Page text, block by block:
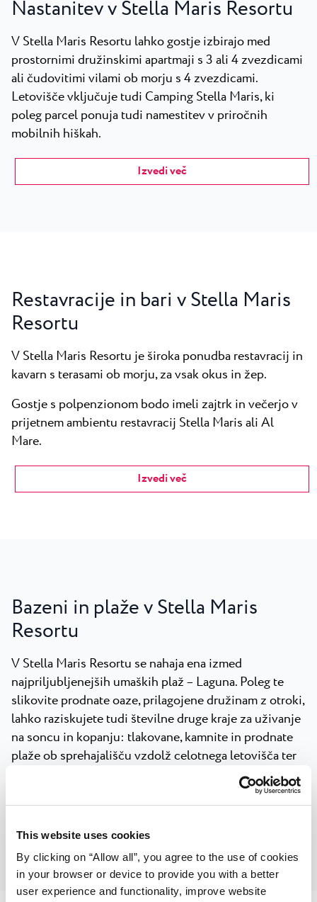
This website uses cookies
By clicking on “Allow all”, you agree to the use of cookies
in your browser or device to provide you with a better
user experience and functionality, improve website
Nastanitev v Stella Maris Resortu
V Stella Maris Resortu lahko gostje izbirajo med
prostornimi družinskimi apartmaji s 3 ali 4 zvezdicami
ali čudovitimi vilami ob morju s 4 zvezdicami.
Letovišče vključuje tudi Camping Stella Maris, ki
poleg parcel ponuja tudi namestitev v priročnih
mobilnih hiškah.
Izvedi več
Restavracije in bari v Stella Maris
Resortu
V Stella Maris Resortu je široka ponudba restavracij in
kavarn s terasami ob morju, za vsak okus in žep.
Gostje s polpenzionom bodo imeli zajtrk in večerjo v
prijetnem ambientu restavracij Stella Maris ali Al
Mare.
Izvedi več
Bazeni in plaže v Stella Maris
Resortu
V Stella Maris Resortu se nahaja ena izmed
najpriljubljenejših umaških plaž – Laguna. Poleg te
slikovite prodnate oaze, prilagojene družinam z otroki,
lahko raziskujete tudi številne druge kraje za uživanje
na soncu in kopanju: tlakovane, kamnite in prodnate
plaže ob sprehajališču vzdolž celotnega letovišča ter
kar štiri bazene z deli in atrakcijami za otroke in
Izvedi več